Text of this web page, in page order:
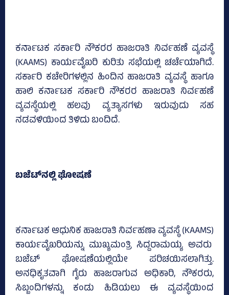
ಕರ್ನಾಟಕ ಸರ್ಕಾರಿ ನೌಕರರ ಹಾಜರಾತಿ ನಿರ್ವಹಣೆ ವ್ಯವಸ್ಥೆ
(KAAMS) ಕಾರ್ಯವೈಖರಿ ಕುರಿತು ಸಭೆಯಲ್ಲಿ ಚರ್ಚೆಯಾಗಿದೆ.
ಸರ್ಕಾರಿ ಕಚೇರಿಗಳಲ್ಲಿನ ಹಿಂದಿನ ಹಾಜರಾತಿ ವ್ಯವಸ್ಥೆ ಹಾಗೂ
ಹಾಲಿ ಕರ್ನಾಟಕ ಸರ್ಕಾರಿ ನೌಕರರ ಹಾಜರಾತಿ ನಿರ್ವಹಣೆ
ವ್ಯವಸ್ಥೆಯಲ್ಲಿ ಹಲವು ವ್ಯತ್ಯಾಸಗಳು ಇರುವುದು ಸಹ
ನಡವಳಿಯಿಂದ ತಿಳಿದು ಬಂದಿದೆ.
ಬಜೆಟ್‌ನಲ್ಲಿ ಘೋಷಣೆ
ಕರ್ನಾಟಕ ಆಧುನಿಕ ಹಾಜರಾತಿ ನಿರ್ವಹಣಾ ವ್ಯವಸ್ಥೆ (KAAMS)
ಕಾರ್ಯವೈಖರಿಯನ್ನು ಮುಖ್ಯಮಂತ್ರಿ ಸಿದ್ದರಾಮಯ್ಯ ಅವರು
ಬಜೆಟ್‌ ಘೋಷಣೆಯಲ್ಲಿಯೇ ಪರಿಚಯಿಸಲಾಗಿತ್ತು.
ಅನಧಿಕೃತವಾಗಿ ಗೈರು ಹಾಜರಾಗುವ ಅಧಿಕಾರಿ, ನೌಕರರು,
ಸಿಬ್ಬಂದಿಗಳನ್ನು ಕಂಡು ಹಿಡಿಯಲು ಈ ವ್ಯವಸ್ಥೆಯಿಂದ